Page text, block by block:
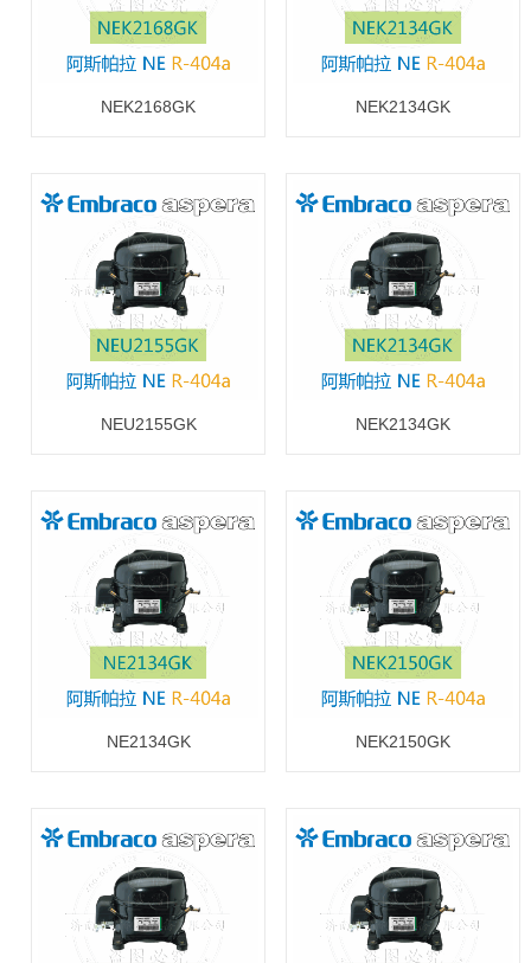
NEK2168GK NEK2134GK
NEU2155GK NEK2134GK
NE2134GK NEK2150GK